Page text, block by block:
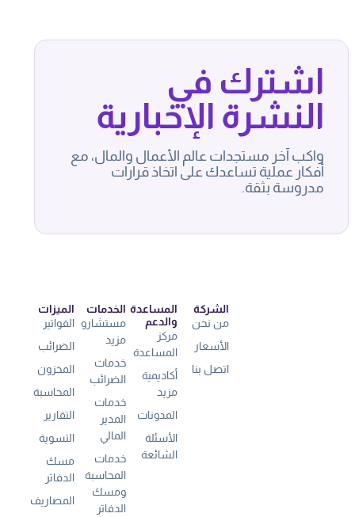
اشترك في
النشرة الإخبارية
واكب آخر مستجدات عالم الأعمال والمال، مع
أفكار عملية تساعدك على اتخاذ قرارات
مدروسة بثقة.
الميزات
الفواتير
الضرائب
المخزون
المحاسبة
التقارير
التسوية
مسك
الدفاتر
المصاريف
الخدمات
مستشارو
مزيد
خدمات
الضرائب
خدمات
المدير
المالي
خدمات
المحاسبة
ومسك
الدفاتر
المساعدة
والدعم
مركز
المساعدة
أكاديمية
مزيد
المدونات
الأسئلة
الشائعة
الشركة
من نحن
الأسعار
اتصل بنا